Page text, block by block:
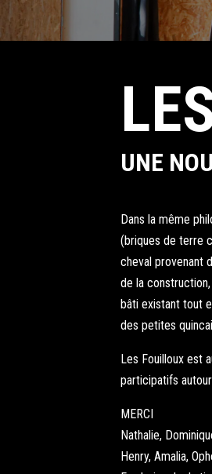
UNE
Dans la même
(briques de terre
cheval provenant
de la
bâti existant tout
des petites
Les Fouilloux est
participatifs
MERCI
Nathalie,
Henry, Amalia,